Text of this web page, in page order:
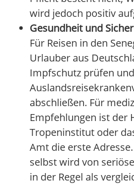
wird jedoch positiv
Gesundheit und
Für Reisen in den
Urlauber aus
Impfschutz prüfen
abschließen. Für
Empfehlungen ist der
Tropeninstitut oder
Amt die erste
selbst wird von
in der Regel als